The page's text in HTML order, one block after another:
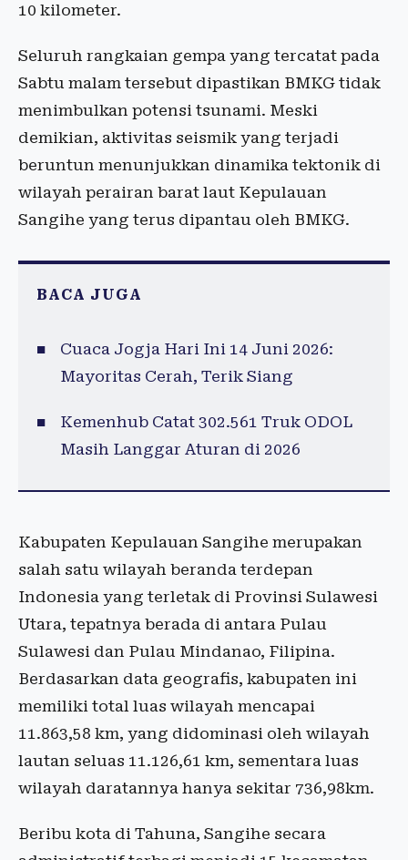
10 kilometer.
Seluruh rangkaian gempa yang tercatat pada
Sabtu malam tersebut dipastikan BMKG tidak
menimbulkan potensi tsunami. Meski
demikian, aktivitas seismik yang terjadi
beruntun menunjukkan dinamika tektonik di
wilayah perairan barat laut Kepulauan
Sangihe yang terus dipantau oleh BMKG.
BACA JUGA
Cuaca Jogja Hari Ini 14 Juni 2026:
Mayoritas Cerah, Terik Siang
Kemenhub Catat 302.561 Truk ODOL
Masih Langgar Aturan di 2026
​Kabupaten Kepulauan Sangihe merupakan
salah satu wilayah beranda terdepan
Indonesia yang terletak di Provinsi Sulawesi
Utara, tepatnya berada di antara Pulau
Sulawesi dan Pulau Mindanao, Filipina.
Berdasarkan data geografis, kabupaten ini
memiliki total luas wilayah mencapai
11.863,58 km, yang didominasi oleh wilayah
lautan seluas 11.126,61 km, sementara luas
wilayah daratannya hanya sekitar 736,98km.
Beribu kota di Tahuna, Sangihe secara